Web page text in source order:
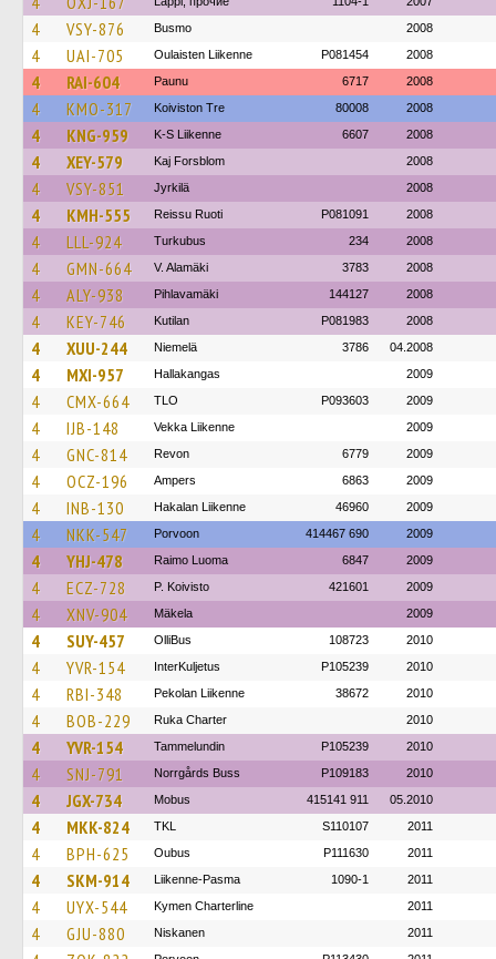
4 VSY-876 Busmo 2008
4 UAI-705 Oulaisten Liikenne P081454 2008
4 RAI-604 Paunu 6717 2008
4 KMO-317 Koiviston Tre 80008 2008
4 KNG-959 K-S Liikenne 6607 2008
4 XEY-579 Kaj Forsblom 2008
4 VSY-851 Jyrkilä 2008
4 KMH-555 Reissu Ruoti P081091 2008
4 LLL-924 Turkubus 234 2008
4 GMN-664 V. Alamäki 3783 2008
4 ALY-938 Pihlavamäki 144127 2008
4 KEY-746 Kutilan P081983 2008
4 XUU-244 Niemelä 3786 04.2008
4 MXI-957 Hallakangas 2009
4 CMX-664 TLO P093603 2009
4 IJB-148 Vekka Liikenne 2009
4 GNC-814 Revon 6779 2009
4 OCZ-196 Ampers 6863 2009
4 INB-130 Hakalan Liikenne 46960 2009
4 NKK-547 Porvoon 414467 690 2009
4 YHJ-478 Raimo Luoma 6847 2009
4 ECZ-728 P. Koivisto 421601 2009
4 XNV-904 Mäkela 2009
4 SUY-457 OlliBus 108723 2010
4 YVR-154 InterKuljetus P105239 2010
4 RBI-348 Pekolan Liikenne 38672 2010
4 BOB-229 Ruka Charter 2010
4 YVR-154 Tammelundin P105239 2010
4 SNJ-791 Norrgårds Buss P109183 2010
4 JGX-734 Mobus 415141 911 05.2010
4 MKK-824 TKL S110107 2011
4 BPH-625 Oubus P111630 2011
4 SKM-914 Liikenne-Pasma 1090-1 2011
4 UYX-544 Kymen Charterline 2011
4 GJU-880 Niskanen 2011